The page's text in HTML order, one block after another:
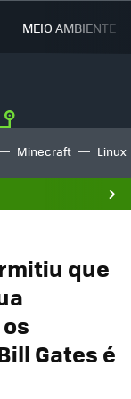
MEIO AMBIENTE
Minecraft Linux
que
Gates é